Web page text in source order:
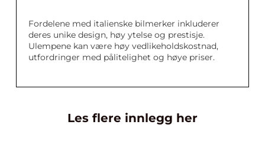
Fordelene med italienske bilmerker inkluderer
deres unike design, høy ytelse og prestisje.
Ulempene kan være høy vedlikeholdskostnad,
utfordringer med pålitelighet og høye priser.
Les flere innlegg her